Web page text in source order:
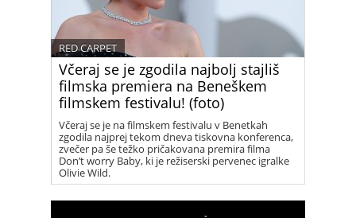
Včeraj se je zgodila najbolj stajliš
filmska premiera na Beneškem
filmskem festivalu! (foto)
RED CARPET
Včeraj se je na filmskem festivalu v Benetkah
zgodila najprej tekom dneva tiskovna konferenca,
zvečer pa še težko pričakovana premira filma
Don’t worry Baby, ki je režiserski pervenec igralke
Olivie Wild.